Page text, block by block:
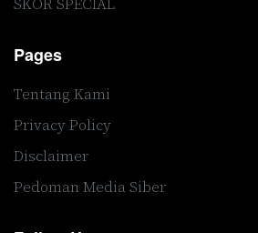
Pages
Tentang Kami
Privacy Policy
Disclaimer
Pedoman Media Siber